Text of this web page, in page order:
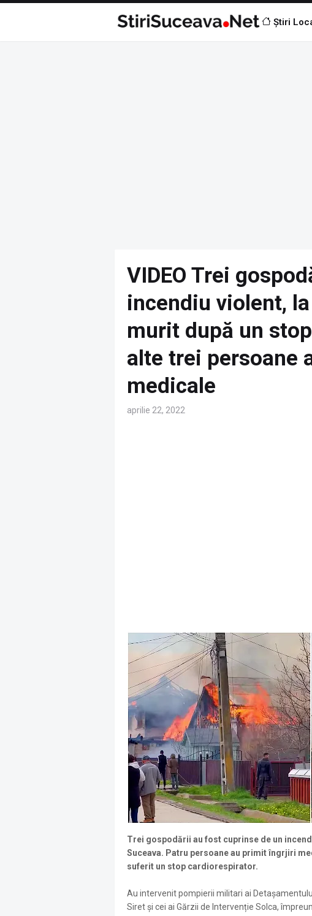
Știri
VIDEO Trei
incendiu violent,
murit după un
alte trei persoane
medicale
aprilie 22, 2022
Trei gospodării au fost cuprinse de un
Suceava. Patru persoane au primit îngrjiri
suferit un stop cardiorespirator.
Au intervenit pompierii militari ai
Siret și cei ai Gărzii de Intervenție Solca,